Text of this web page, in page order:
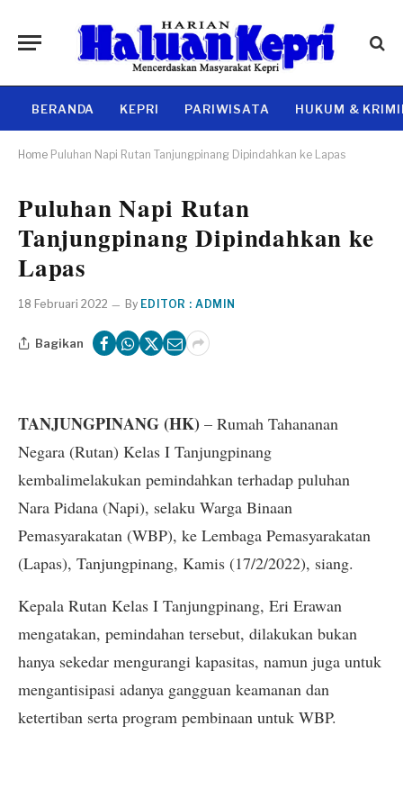
BERANDA KEPRI PARIWISATA HUKUM &
Home Puluhan Napi Rutan Tanjungpinang Dipindahkan ke Lapas
Puluhan Napi Rutan
Tanjungpinang Dipindahkan ke
Lapas
18 Februari 2022 By EDITOR : ADMIN
Bagikan
TANJUNGPINANG (HK) – Rumah Tahananan
Negara (Rutan) Kelas I Tanjungpinang
kembalimelakukan pemindahkan terhadap puluhan
Nara Pidana (Napi), selaku Warga Binaan
Pemasyarakatan (WBP), ke Lembaga Pemasyarakatan
(Lapas), Tanjungpinang, Kamis (17/2/2022), siang.
Kepala Rutan Kelas I Tanjungpinang, Eri Erawan
mengatakan, pemindahan tersebut, dilakukan bukan
hanya sekedar mengurangi kapasitas, namun juga untuk
mengantisipasi adanya gangguan keamanan dan
ketertiban serta program pembinaan untuk WBP.